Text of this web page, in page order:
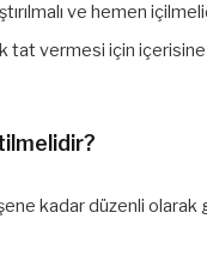
ve hemen
tat vermesi için içerisine
kadar düzenli